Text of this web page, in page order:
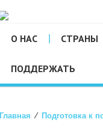
О НАС СТРАНЫ
ПОДДЕРЖАТЬ
Главная ⁄ Подготовка к